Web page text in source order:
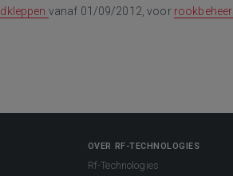
vanaf 01/09/2012, voor
OVER RF-TECHNOLOGIES
Rf-Technologies